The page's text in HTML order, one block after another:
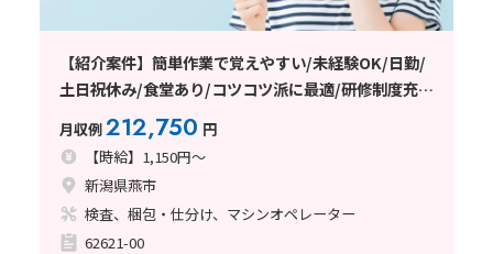
【紹介案件】簡単作業で覚えやすい/未経験OK/日勤/
土日祝休み/食堂あり/コツコツ派に最適/研修制度充
実/日払い・週払いOK
月収例212,750 円
【時給】1,150円～
新潟県燕市
検査、梱包・仕分け、マシンオペレーター
62621-00